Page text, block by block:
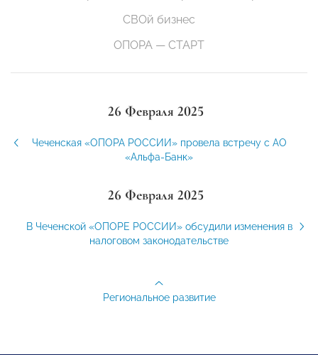
СВОй бизнес
ОПОРА — СТАРТ
26 Февраля 2025
Чеченская «ОПОРА РОССИИ» провела встречу с АО
«Альфа-Банк»
26 Февраля 2025
В Чеченской «ОПОРЕ РОССИИ» обсудили изменения в
налоговом законодательстве
Региональное развитие